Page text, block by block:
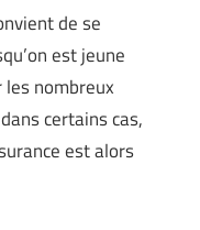
de se
est jeune
les nombreux
certains cas,
est alors